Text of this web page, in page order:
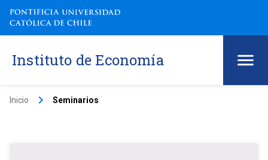
Instituto de Economía
Inicio keyboard_arrow_right Seminarios